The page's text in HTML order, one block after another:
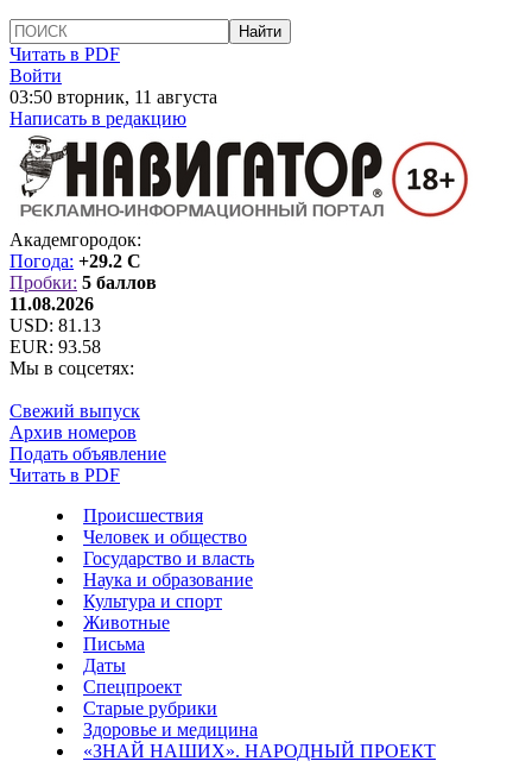
Читать в PDF
Войти
03:50 вторник, 11 августа
Написать в редакцию
Академгородок:
Погода: +29.2 C
Пробки: 5 баллов
11.08.2026
USD: 81.13
EUR: 93.58
Мы в соцсетях:
Свежий выпуск
Архив номеров
Подать объявление
Читать в PDF
Происшествия
Человек и общество
Государство и власть
Наука и образование
Культура и спорт
Животные
Письма
Даты
Спецпроект
Старые рубрики
Здоровье и медицина
«ЗНАЙ НАШИХ». НАРОДНЫЙ ПРОЕКТ